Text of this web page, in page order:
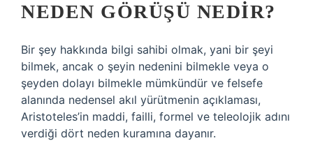
NEDEN GÖRÜŞÜ NEDIR?
Bir şey hakkında bilgi sahibi olmak, yani bir şeyi
bilmek, ancak o şeyin nedenini bilmekle veya o
şeyden dolayı bilmekle mümkündür ve felsefe
alanında nedensel akıl yürütmenin açıklaması,
Aristoteles’in maddi, failli, formel ve teleolojik adını
verdiği dört neden kuramına dayanır.